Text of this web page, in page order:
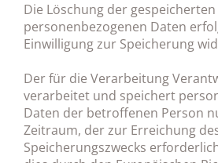
Die Löschung der gespeicherten
personenbezogenen Daten
Einwilligung zur Speicherung
Der für die Verarbeitung
verarbeitet und speichert
Daten der betroffenen Person
Zeitraum, der zur Erreichung
Speicherungszwecks